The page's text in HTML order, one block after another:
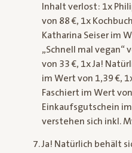
Inhalt verlost: 1x
von 88 €, 1x
Katharina Seiser im
„Schnell mal vegan“
von 33 €, 1x Ja!
im Wert von 1,39 €,
Faschiert im Wert
Einkaufsgutschein
verstehen sich inkl.
Ja! Natürlich behält